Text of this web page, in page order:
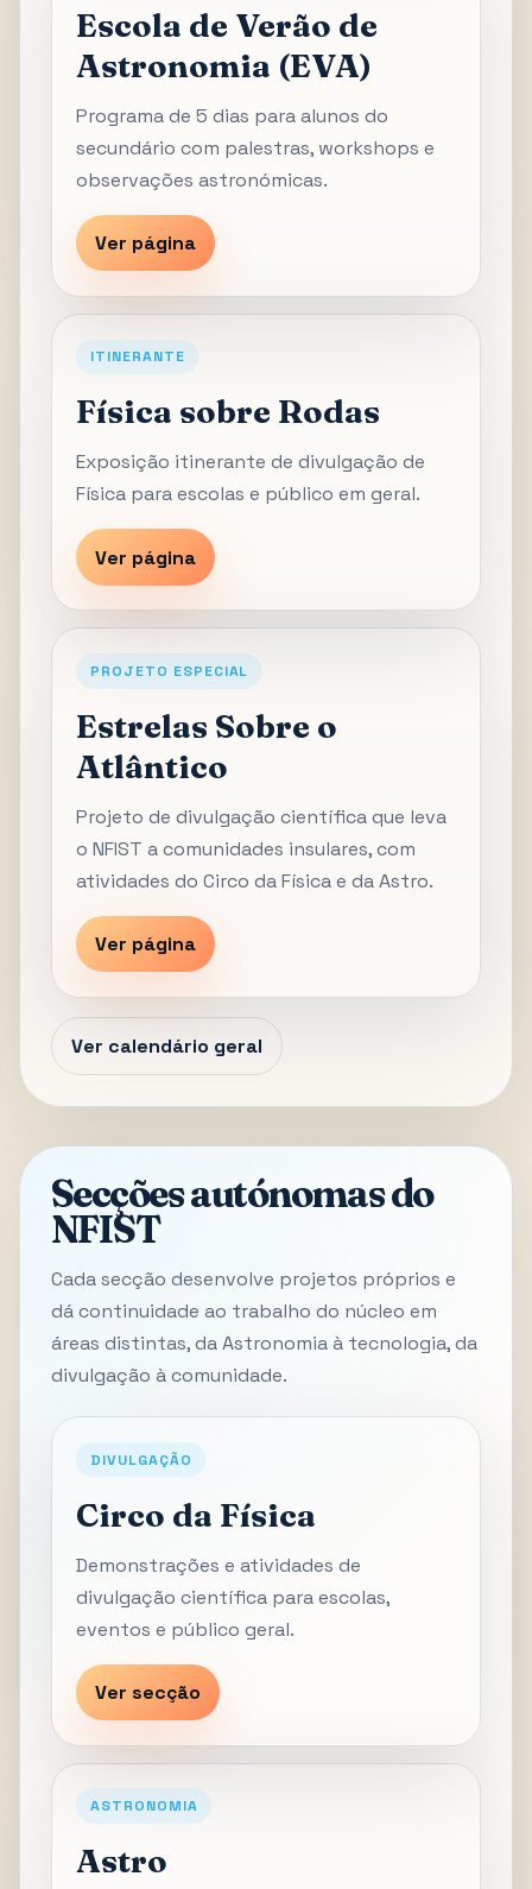
Escola de Verão de
Astronomia (EVA)
Programa de 5 dias para alunos do
secundário com palestras, workshops e
observações astronómicas.
Ver página
ITINERANTE
Física sobre Rodas
Exposição itinerante de divulgação de
Física para escolas e público em geral.
Ver página
PROJETO ESPECIAL
Estrelas Sobre o
Atlântico
Projeto de divulgação científica que leva
o NFIST a comunidades insulares, com
atividades do Circo da Física e da Astro.
Ver página
Ver calendário geral
Secções autónomas do
NFIST
Cada secção desenvolve projetos próprios e
dá continuidade ao trabalho do núcleo em
áreas distintas, da Astronomia à tecnologia, da
divulgação à comunidade.
DIVULGAÇÃO
Circo da Física
Demonstrações e atividades de
divulgação científica para escolas,
eventos e público geral.
Ver secção
ASTRONOMIA
Astro